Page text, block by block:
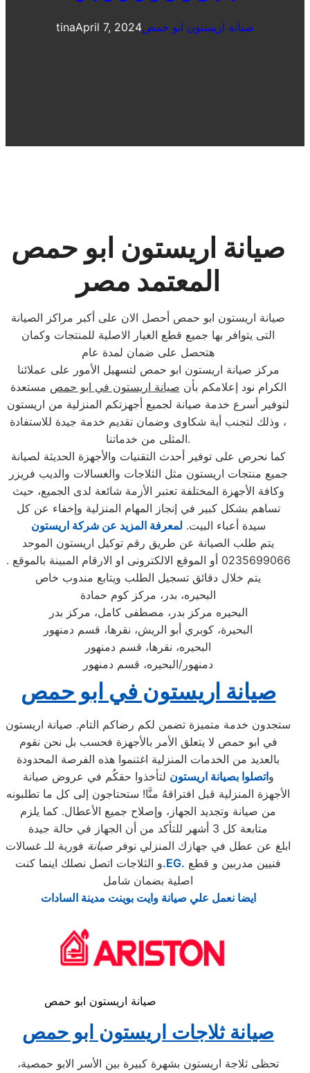
tinaApril 7, 2024صيانة اريستون ابو حمص
صيانة اريستون ابو حمص
المعتمد مصر
صيانة اريستون ابو حمص أحصل الان على أكبر مراكز الصيانة
التى يتوافر بها جميع قطع الغيار الاصلية للمنتجات وكمان
هتحصل على ضمان لمدة عام
مركز صيانة اريستون ابو حمص لتسهيل الأمور على عملائنا
الكرام نود إعلامكم بأن صيانة اريستون في ابو حمص مستعدة
لتوفير أسرع خدمة صيانة لجميع أجهزتكم المنزلية من اريستون
، وذلك لتجنب أية شكاوى وضمان تقديم خدمة جيدة للاستفادة
المثلى من خدماتنا.
كما نحرص على توفير أحدث التقنيات والأجهزة الحديثة لصيانة
جميع منتجات اريستون مثل الثلاجات والغسالات والديب فریزر
وكافة الأجهزة المختلفة تعتبر الأزمة شائعة لدى الجميع، حيث
تساهم بشكل كبير في إنجاز المهام المنزلية وإخفاء عن كل
سيدة أعباء البيت. لمعرفة المزيد عن شركة اريستون
يتم طلب الصيانة عن طريق رقم توكيل اريستون الموحد
0235699066 أو الموقع الالكترونى او الارقام المبينة بالموقع .
يتم خلال دقائق تسجيل الطلب ويتابع مندوب خاص
البحيره، بدر، مركز كوم حمادة
البحيره مركز بدر، مصطفى كامل، مركز بدر
البحيرة، كوبري أبو الريش، نقرها، قسم دمنهور
البحيره، نقرها، قسم دمنهور
دمنهور/البحيره، قسم دمنهور
صيانة اريستون في ابو حمص
ستجدون خدمة متميزة تضمن لكم رضاكم التام. صيانة اريستون
في ابو حمص لا يتعلق الأمر بالأجهزة فحسب بل نحن نقوم
بالعديد من الخدمات المنزلية اغتنموا هذه الفرصة المحدودة
واتصلوا بصيانة اريستون لتأخذوا حقكُم في عروض صيانة
الأجهزة المنزلية قبل افتراقهُ منَّا! ستحتاجون إلى كل ما تطلبونه
من صيانة وتجديد الجهاز، وإصلاح جميع الأعطال. كما يلزم
متابعة كل 3 أشهر للتأكد من أن الجهاز في حالة جيدة
ابلغ عن عطل في جهازك المنزلي نوفر صيانة فورية للـ غسالات
و الثلاجات اتصل نصلك اينما كنت.EG.
اصلية بضمان شامل
ايضا نعمل علي صيانة وايت بوينت مدينة السادات
صيانة اريستون ابو حمص
صيانة ثلاجات اريستون ابو حمص
تحظى ثلاجة اريستون بشهرة كبيرة بين الأسر الابو حمصية،